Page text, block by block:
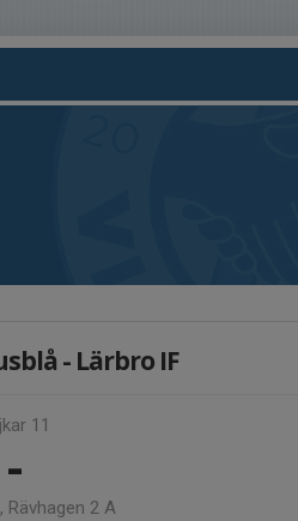
- Lärbro IF
11
-
Rävhagen 2 A